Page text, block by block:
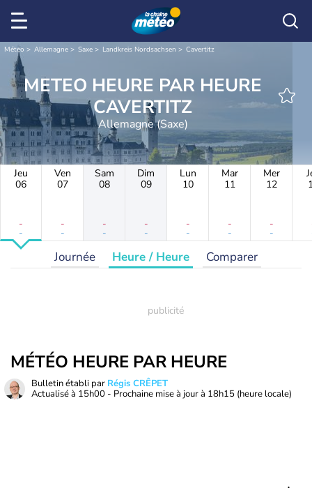
Météo Allemagne Saxe Landkreis Nordsachsen Cavertitz
METEO HEURE PAR HEURE
CAVERTITZ
Allemagne (Saxe)
Jeu
06
-
-
Ven
07
-
-
Sam
08
-
-
Dim
09
-
-
Lun
10
-
-
Mar
11
-
-
Mer
12
-
-
Journée Heure / Heure Comparer
MÉTÉO HEURE PAR HEURE
Bulletin établi par Régis CRÊPET
Actualisé à 15h00 - Prochaine mise à jour à 18h15 (heure locale)